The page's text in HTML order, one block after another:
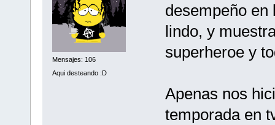
Mensajes: 106
Aqui desteando :D
desempeño en
lindo, y
superheroe y
Apenas nos
temporada en